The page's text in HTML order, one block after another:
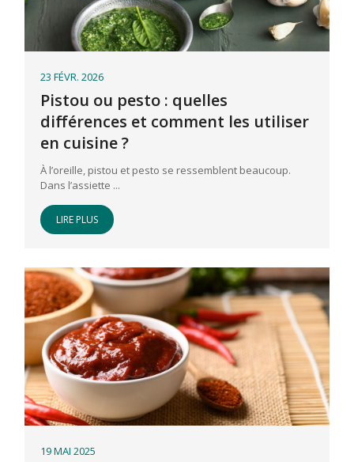
23 FÉVR. 2026
Pistou ou pesto : quelles
différences et comment les utiliser
en cuisine ?
À l’oreille, pistou et pesto se ressemblent beaucoup.
Dans l’assiette ...
LIRE PLUS
19 MAI 2025